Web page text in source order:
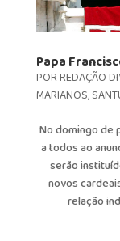
Papa
PORREDAÇÃO
MARIANOS,
No domingo de
a todos ao
serão
novos
relação